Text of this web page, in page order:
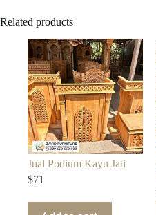
Related products
Jual Podium Kayu Jati
$71